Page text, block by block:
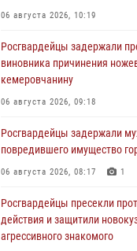
06 августа 2026, 10:19
Росгвардейцы задержали
виновника причинения
кемеровчанину
06 августа 2026, 09:18
Росгвардейцы задержали
повредившего имущество
06 августа 2026, 08:17 1
Росгвардейцы пресекли
действия и защитили
агрессивного знакомого